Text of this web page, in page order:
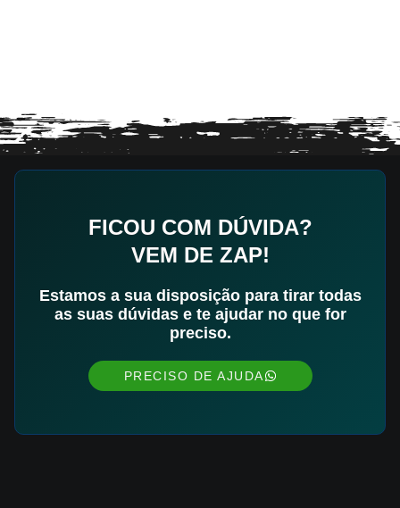
FICOU COM DÚVIDA?
VEM DE ZAP!
Estamos a sua disposição para tirar todas
as suas dúvidas e te ajudar no que for
preciso.
PRECISO DE AJUDA